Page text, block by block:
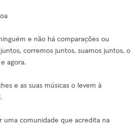
e não há comparações ou
corremos juntos, suamos juntos, o
agora.
e as suas músicas o levem à
uma comunidade que acredita na